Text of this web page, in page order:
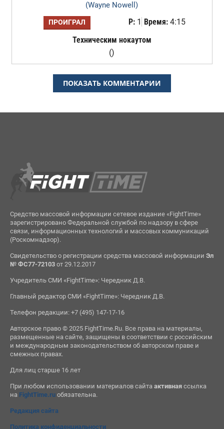
(Wayne Nowell)
ПРОИГРАЛ Р:1 Время:4:15
Техническим нокаутом
()
ПОКАЗАТЬ КОММЕНТАРИИ
Средство массовой информации сетевое издание «FightTime»
зарегистрировано Федеральной службой по надзору в сфере
связи, информационных технологий и массовых коммуникаций
(Роскомнадзор).
Свидетельство о регистрации средства массовой информации Эл
№ ФС77-72103от 29.12.2017
Учредитель СМИ «FightTime»: Чередник Д.В.
Главный редактор СМИ «FightTime»: Чередник Д.В.
Телефон редакции: +7 (495) 147-17-16
Авторское право © 2025 FightTime.Ru. Все права на материалы,
размещенные на сайте, защищены в соответствии с российским
и международным законодательством об авторском праве и
смежных правах.
Для лиц старше 16 лет
При любом использовании материалов сайта активнаяссылка
на FightTime.ruобязательна.
Редакция сайта
Политика конфиденциальности